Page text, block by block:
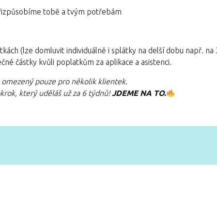
tobě a tvým potřebám
(lze domluvit individuálně i splátky na delší dobu např. na
částky kvůli poplatkům za aplikace a asistenci.
pouze pro několik klientek.
který uděláš už za 6 týdnů!JDEME NA TO.